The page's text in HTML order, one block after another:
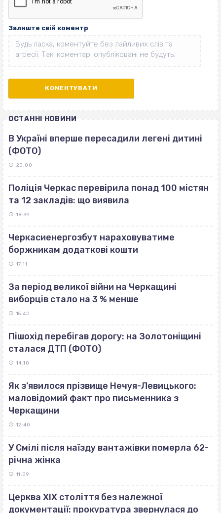
Залиште свій коментр
ОСТАННІ НОВИНИ
В Україні вперше пересадили легені дитині
(ФОТО)
20:00
Поліція Черкас перевірила понад 100 містян
та 12 закладів: що виявила
18:39
Черкасиенергозбут нараховуватиме
боржникам додаткові кошти
17:11
За період великої війни на Черкащині
виборців стало на 3 % менше
15:40
Пішохід перебігав дорогу: на Золотоніщині
сталася ДТП (ФОТО)
14:10
Як з’явилося прізвище Нечуя-Левицького:
маловідомий факт про письменника з
Черкащини
12:40
У Смілі після наїзду вантажівки померла 62-
річна жінка
11:09
Церква ХІХ століття без належної
документації: прокуратура звернулася до